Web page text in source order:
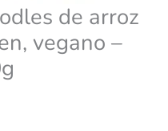
de arroz
vegano –